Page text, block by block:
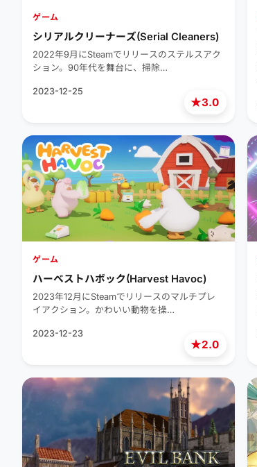
★3.0
ゲーム
シリアルクリーナーズ(Serial Cleaners)
2022年9月にSteamでリリースのステルスアク
ション。90年代を舞台に、掃除…
2023-12-25
★2.0
ゲーム
ハーベストハボック(Harvest Havoc)
2023年12月にSteamでリリースのマルチプレ
イアクション。かわいい動物を操…
2023-12-23